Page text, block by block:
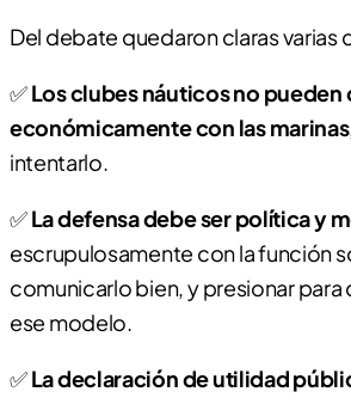
Del debate quedaron claras varias
✅Los clubes náuticos no
económicamente con las marinas
intentarlo.
✅La defensa debe ser política y
escrupulosamente con la función
comunicarlo bien, y presionar para
ese modelo.
✅La declaración de utilidad